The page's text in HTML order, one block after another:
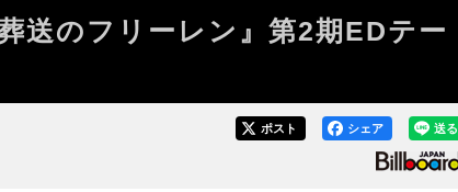
送のフリーレン』第2期EDテー
送る
シェア
ポスト